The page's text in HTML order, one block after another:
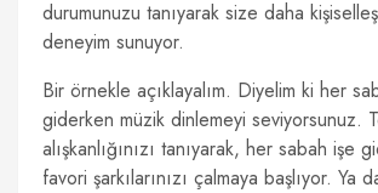
durumunuzu tanıyarak size daha
deneyim sunuyor.
Bir örnekle açıklayalım. Diyelim ki her
giderken müzik dinlemeyi seviyorsunuz.
alışkanlığınızı tanıyarak, her sabah işe
favori şarkılarınızı çalmaya başlıyor. Ya